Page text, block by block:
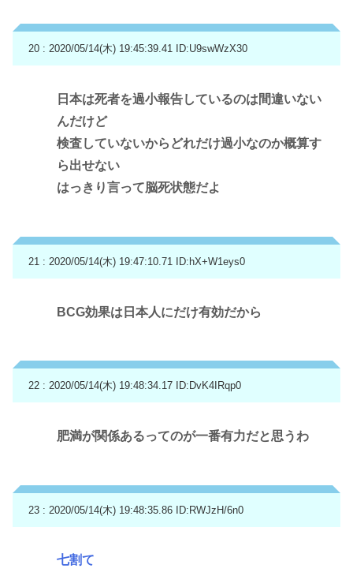
20 : 2020/05/14(木) 19:45:39.41 ID:U9swWzX30
日本は死者を過小報告しているのは間違いない
んだけど
検査していないからどれだけ過小なのか概算す
ら出せない
はっきり言って脳死状態だよ
21 : 2020/05/14(木) 19:47:10.71 ID:hX+W1eys0
BCG効果は日本人にだけ有効だから
22 : 2020/05/14(木) 19:48:34.17 ID:DvK4IRqp0
肥満が関係あるってのが一番有力だと思うわ
23 : 2020/05/14(木) 19:48:35.86 ID:RWJzH/6n0
七割て